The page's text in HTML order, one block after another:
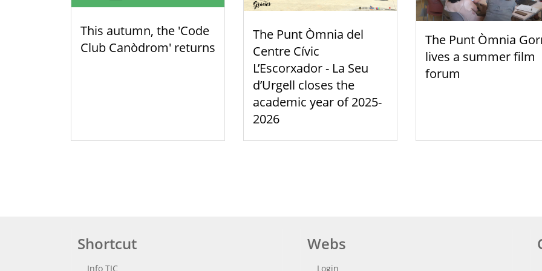
This autumn, the 'Code
Club Canòdrom' returns
The Punt Òmnia del
Centre Cívic
L’Escorxador - La Seu
d’Urgell closes the
academic year of 2025-
2026
The Punt Òmnia
lives a summer film
forum
Shortcut
Info TIC
Webs
Login